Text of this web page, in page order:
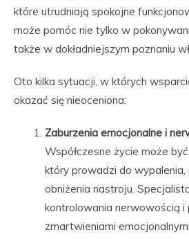
które utrudniają spokojne
może pomóc nie tylko w
także w dokładniejszym poznaniu
Oto kilka sytuacji, w których
okazać się nieoceniona:
Zaburzenia emocjonalne i
Współczesne życie może
który prowadzi do
obniżenia nastroju.
kontrolowania nerwowością i
zmartwieniami